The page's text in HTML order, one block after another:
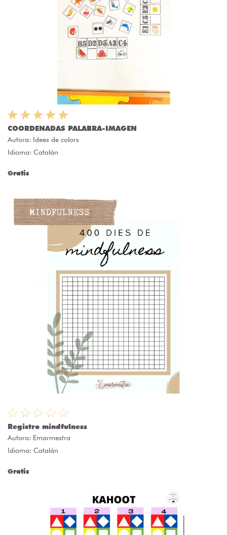
COORDENADAS PALABRA-IMAGEN
Autora: Idees de colors
Idioma: Catalán
Gratis
Registro mindfulness
Autora: Emarmestra
Idioma: Catalán
Gratis